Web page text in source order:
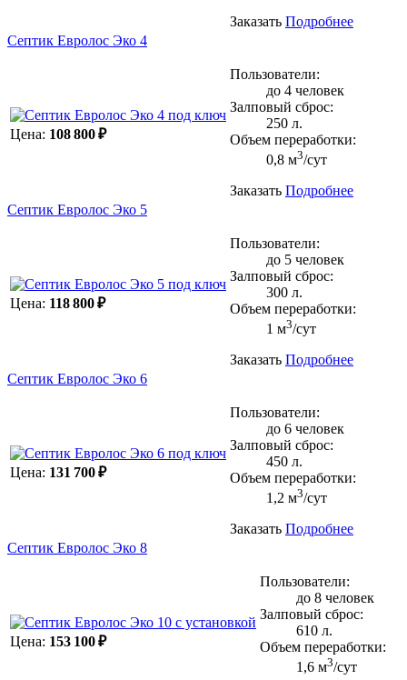
Заказать Подробнее
Септик Евролос Эко 4
Цена: 108 800 ₽
Пользователи:
до 4 человек
Залповый сброс:
250 л.
Объем переработки:
0,8 м3/сут
Заказать Подробнее
Септик Евролос Эко 5
Цена: 118 800 ₽
Пользователи:
до 5 человек
Залповый сброс:
300 л.
Объем переработки:
1 м3/сут
Заказать Подробнее
Септик Евролос Эко 6
Цена: 131 700 ₽
Пользователи:
до 6 человек
Залповый сброс:
450 л.
Объем переработки:
1,2 м3/сут
Заказать Подробнее
Септик Евролос Эко 8
Цена: 153 100 ₽
Пользователи:
до 8 человек
Залповый сброс:
610 л.
Объем переработки:
1,6 м3/сут